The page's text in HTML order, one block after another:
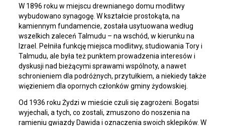
W 1896 roku w miejscu drewnianego domu modlitwy
wybudowano synagogę. W kształcie prostokąta, na
kamiennym fundamencie, została usytuowana według
wszelkich zaleceń Talmudu – na wschód, w kierunku na
Izrael. Pełniła funkcję miejsca modlitwy, studiowania Tory i
Talmudu, ale była też punktem prowadzenia interesów i
dyskusji nad bieżącymi sprawami wspólnoty, a nawet
schronieniem dla podróżnych, przytułkiem, a niekiedy także
więzieniem dla opornych członków gminy żydowskiej.
Od 1936 roku Żydzi w mieście czuli się zagrożeni. Bogatsi
wyjechali, a tych, co zostali, zmuszono do noszenia na
ramieniu gwiazdy Dawida i oznaczenia swoich sklepików. W